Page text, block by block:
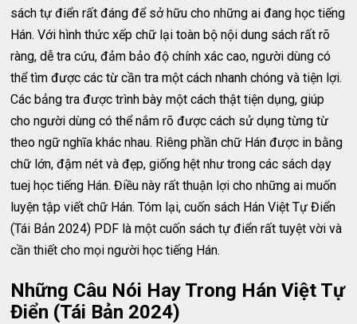
sách tự điển rất đáng để sở hữu cho những ai đang học tiếng
Hán. Với hình thức xếp chữ lại toàn bộ nội dung sách rất rõ
ràng, dễ tra cứu, đảm bảo độ chính xác cao, người dùng có
thể tìm được các từ cần tra một cách nhanh chóng và tiện lợi.
Các bảng tra được trình bày một cách thật tiện dụng, giúp
cho người dùng có thể nắm rõ được cách sử dụng từng từ
theo ngữ nghĩa khác nhau. Riêng phần chữ Hán được in bằng
chữ lớn, đậm nét và đẹp, giống hệt như trong các sách dạy
tuej học tiếng Hán. Điều này rất thuận lợi cho những ai muốn
luyện tập viết chữ Hán. Tóm lại, cuốn sách Hán Việt Tự Điển
(Tái Bản 2024) PDF là một cuốn sách tự điển rất tuyệt vời và
cần thiết cho mọi người học tiếng Hán.
Những Câu Nói Hay Trong Hán Việt Tự
Điển (Tái Bản 2024)